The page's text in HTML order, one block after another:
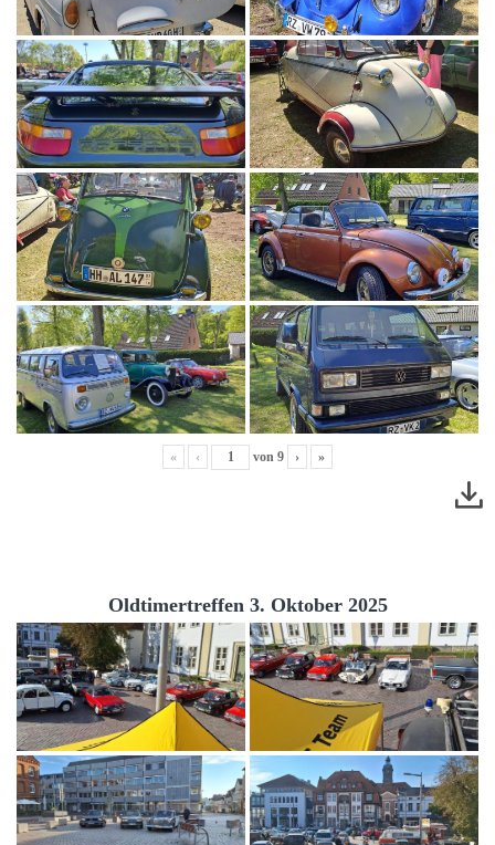
« ‹ von 9 › »
Oldtimertreffen 3. Oktober 2025